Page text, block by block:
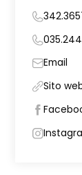
Email
Sito